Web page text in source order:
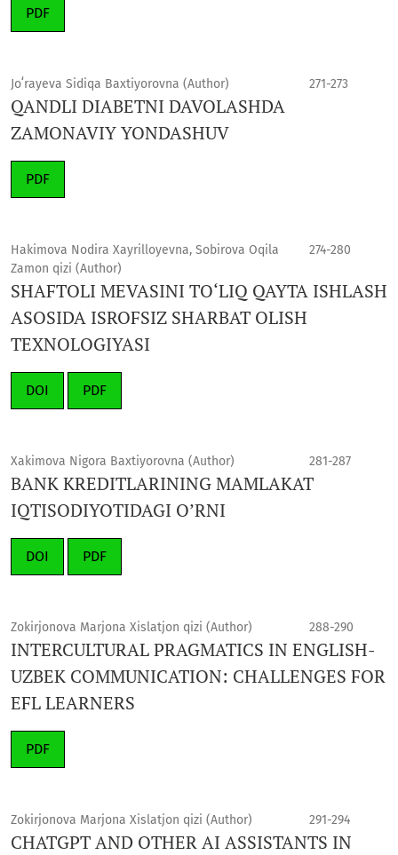
PDF
Joʻrayeva Sidiqa Baxtiyorovna (Author) 271-273
QANDLI DIABETNI DAVOLASHDA
ZAMONAVIY YONDASHUV
PDF
Hakimova Nodira Xayrilloyevna, Sobirova Oqila
Zamon qizi (Author)
274-280
SHAFTOLI MEVASINI TO‘LIQ QAYTA ISHLASH
ASOSIDA ISROFSIZ SHARBAT OLISH
TEXNOLOGIYASI
DOI PDF
Xakimova Nigora Baxtiyorovna (Author) 281-287
BANK KREDITLARINING MAMLAKAT
IQTISODIYOTIDAGI O’RNI
DOI PDF
Zokirjonova Marjona Xislatjon qizi (Author) 288-290
INTERCULTURAL PRAGMATICS IN ENGLISH-
UZBEK COMMUNICATION: CHALLENGES FOR
EFL LEARNERS
PDF
Zokirjonova Marjona Xislatjon qizi (Author) 291-294
CHATGPT AND OTHER AI ASSISTANTS IN